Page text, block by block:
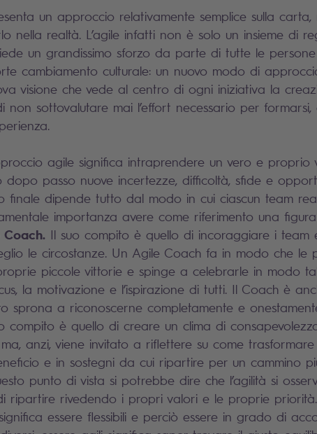
un approccio relativamente semplice sulla
nella realtà. L’agile infatti non è solo un insieme di
un grandissimo sforzo da parte di tutte le
cambiamento culturale: un nuovo modo di
visione che vede al centro di ogni iniziativa la
non sottovalutare mai l’effort necessario per
agile significa intraprendere un vero e proprio
dopo passo nuove incertezze, difficoltà, sfide e
finale dipende tutto dal modo in cui ciascun team
importanza avere come riferimento una
Coach. Il suo compito è quello di incoraggiare i team
le circostanze. Un Agile Coach fa in modo che le
piccole vittorie e spinge a celebrarle in modo
la motivazione e l’ispirazione di tutti. Il Coach è
sprona a riconoscerne completamente e
compito è quello di creare un clima di
anzi, viene invitato a riflettere su come
e in sostegni da cui ripartire per un cammino
punto di vista si potrebbe dire che l’agilità si
ripartire rivedendo i propri valori e le proprie
essere flessibili e perciò essere in grado di